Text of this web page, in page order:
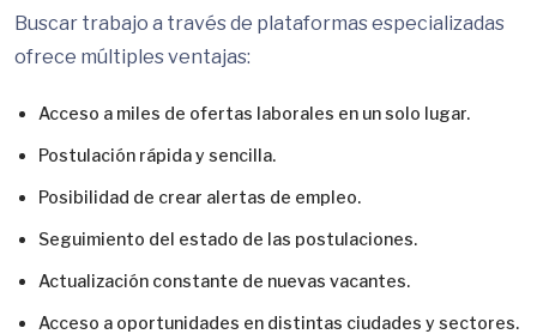
Buscar trabajo a través de plataformas especializadas
ofrece múltiples ventajas:
Acceso a miles de ofertas laborales en un solo lugar.
Postulación rápida y sencilla.
Posibilidad de crear alertas de empleo.
Seguimiento del estado de las postulaciones.
Actualización constante de nuevas vacantes.
Acceso a oportunidades en distintas ciudades y sectores.